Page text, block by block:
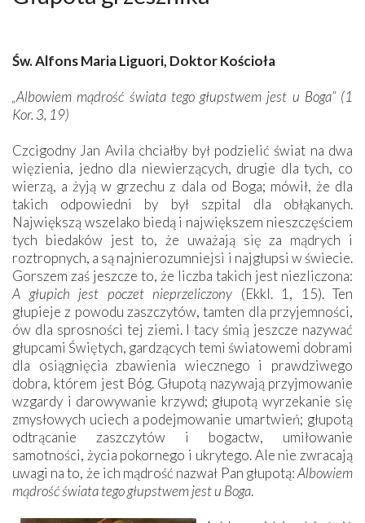
Św. Alfons Maria Liguori, Doktor Kościoła
„Albowiem mądrość świata tego głupstwem jest u Boga” (1
Kor. 3, 19)
Czcigodny Jan Avila chciałby był podzielić świat na dwa
więzienia, jedno dla niewierzących, drugie dla tych, co
wierzą, a żyją w grzechu z dala od Boga; mówił, że dla
takich odpowiedni by był szpital dla obłąkanych.
Największą wszelako biedą i największem nieszczęściem
tych biedaków jest to, że uważają się za mądrych i
roztropnych, a są najnierozumniejsi i najgłupsi w świecie.
Gorszem zaś jeszcze to, że liczba takich jest niezliczona:
A głupich jest poczet nieprzeliczony (Ekkl. 1, 15). Ten
głupieje z powodu zaszczytów, tamten dla przyjemności,
ów dla sprosności tej ziemi. I tacy śmią jeszcze nazywać
głupcami Świętych, gardzących temi światowemi dobrami
dla osiągnięcia zbawienia wiecznego i prawdziwego
dobra, którem jest Bóg. Głupotą nazywają przyjmowanie
wzgardy i darowywanie krzywd; głupotą wyrzekanie się
zmysłowych uciech a podejmowanie umartwień; głupotą
odtrącanie zaszczytów i bogactw, umiłowanie
samotności, życia pokornego i ukrytego. Ale nie zwracają
uwagi na to, że ich mądrość nazwał Pan głupotą:Albowiem
mądrość świata tego głupstwem jest u Boga.